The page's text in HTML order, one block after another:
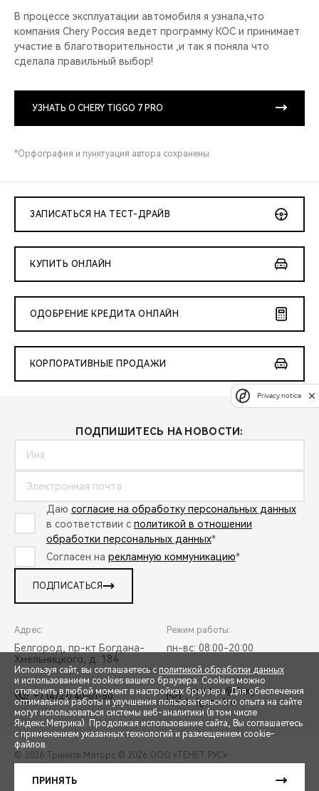
СПЕЦПРЕДЛОЖЕНИЯ
ЗАПИСЬ НА ТЕСТ-ДРАЙВ
В процессе эксплуатации автомобиля я узнала,что
компания Chery Россия ведет программу КОС и принимает
участие в благотворительности ,и так я поняла что
сделала правильный выбор!
УЗНАТЬ О CHERY TIGGO 7 PRO
*Орфография и пунктуация автора сохранены
ЗАПИСАТЬСЯ НА ТЕСТ-ДРАЙВ
КУПИТЬ ОНЛАЙН
ОДОБРЕНИЕ КРЕДИТА ОНЛАЙН
КОРПОРАТИВНЫЕ ПРОДАЖИ
ПОДПИШИТЕСЬ НА НОВОСТИ:
Даю согласие на обработку персональных данных
в соответствии с политикой в отношении
обработки персональных данных*
Согласен на рекламную коммуникацию*
ПОДПИСАТЬСЯ
Адрес:
Белгород, пр-кт Богдана-
Хмельницкого, д. 184
Режим работы:
пн-вс: 08:00-20:00
+7 (4722) 40-01-50
reception@chery-
belgorod.ru
© 2026 Тринити Моторс © 2026 ООО «ТЕНЕТ РУС»
Сделано в ПЕРКС
Используя сайт, вы соглашаетесь с политикой обработки данных
и использованием cookies вашего браузера. Cookies можно
отключить в любой момент в настройках браузера. Для обеспечения
оптимальной работы и улучшения пользовательского опыта на сайте
могут использоваться системы веб-аналитики (в том числе
Яндекс.Метрика). Продолжая использование сайта, Вы соглашаетесь
с применением указанных технологий и размещением cookie-
файлов.
ПРИНЯТЬ
Privacy notice